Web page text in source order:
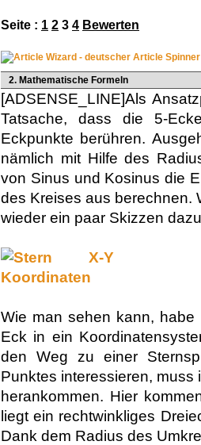
Seite : 1 2 3 4 Bewerten
2. Mathematische Formeln
[ADSENSE_LINE]Als
Tatsache, dass die 5-
Eckpunkte berühren.
nämlich mit Hilfe des
von Sinus und Kosinus die
des Kreises aus berechnen.
wieder ein paar Skizzen
Wie man sehen kann,
Eck in ein
den Weg zu einer
Punktes interessieren,
herankommen. Hier
liegt ein rechtwinkliges
Dank dem Radius des